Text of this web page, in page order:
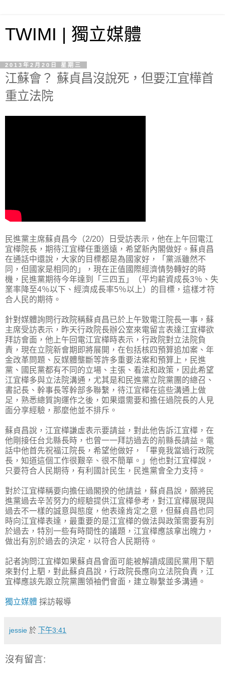
TWIMI | 獨立媒體
2013年2月20日 星期三
江蘇會？ 蘇貞昌沒說死，但要江宜樺首
重立法院
民進黨主席蘇貞昌今（2/20）日受訪表示，他在上午回電江
宜樺院長，期待江宜樺任重道遠，希望新內閣做好。蘇貞昌
在通話中還說，大家的目標都是為國家好，「黨派雖然不
同，但國家是相同的」，現在正值國際經濟情勢轉好的時
機，民進黨期待今年達到「三四五」（平均薪資成長3％、失
業率降至4％以下、經濟成長率5％以上）的目標，這樣才符
合人民的期待。
針對媒體詢問行政院稱蘇貞昌已於上午致電江院長一事，蘇
主席受訪表示，昨天行政院長辦公室來電留言表達江宜樺欲
拜訪會面，他上午回電江宜樺時表示，行政院對立法院負
責，現在立院新會期即將展開，在包括核四預算追加案、年
金改革問題、反媒體壟斷等許多重要法案和預算上，民進
黨、國民黨都有不同的立場、主張、看法和政策，因此希望
江宜樺多與立法院溝通，尤其是和民進黨立院黨團的總召、
書記長、幹事長等幹部多聯繫，待江宜樺在這些溝通上做
足，熟悉總質詢運作之後，如果還需要和擔任過院長的人見
面分享經驗，那麼他並不排斥。
蘇貞昌說，江宜樺謙虛表示要請益，對此他告訴江宜樺，在
他剛接任台北縣長時，也曾一一拜訪過去的前縣長請益。電
話中他首先祝福江院長，希望他做好，「畢竟我當過行政院
長，知道這個工作很艱辛、很不簡單。」他也對江宜樺說，
只要符合人民期待，有利國計民生，民進黨會全力支持。
對於江宜樺稱要向擔任過閣揆的他請益，蘇貞昌說，願將民
進黨過去辛苦努力的經驗提供江宜樺參考，對江宜樺展現與
過去不一樣的誠意與態度，他表達肯定之意，但蘇貞昌也同
時向江宜樺表達，最重要的是江宜樺的做法與政策需要有別
於過去，特別一些有時間性的議題，江宜樺應該拿出魄力，
做出有別於過去的決定，以符合人民期待。
記者詢問江宜樺如果蘇貞昌會面可能被解讀成國民黨用下駟
來對付上駟，對此蘇貞昌說，行政院長應向立法院負責，江
宜樺應該先跟立院黨團領袖們會面，建立聯繫並多溝通。
獨立媒體 採訪報導
jessie 於 下午3:41
沒有留言: